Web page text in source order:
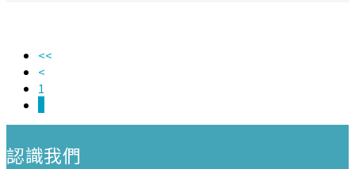
<<
<
1
認識我們